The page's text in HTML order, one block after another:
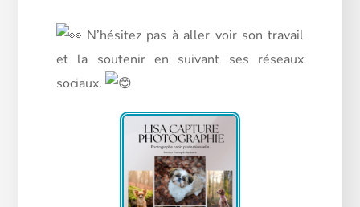
N’hésitez pas à aller voir son travail
et la soutenir en suivant ses réseaux
sociaux.